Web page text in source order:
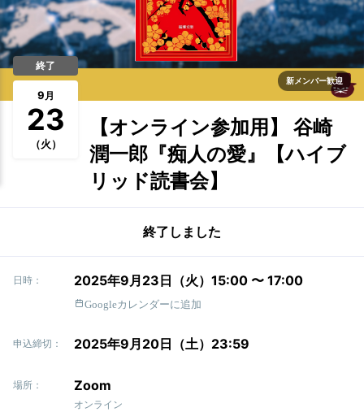
新メンバー歓迎
終了
9月
23
（火）
【オンライン参加用】 谷崎
潤一郎『痴人の愛』【ハイブ
リッド読書会】
終了しました
日時： 2025年9月23日（火）15:00 〜 17:00
Googleカレンダーに追加
申込締切： 2025年9月20日（土）23:59
場所： Zoom
オンライン